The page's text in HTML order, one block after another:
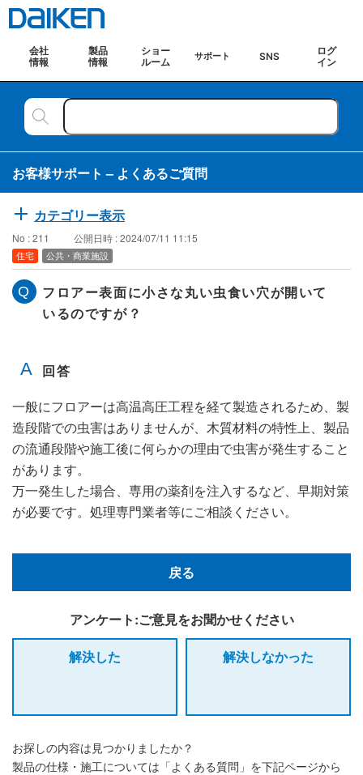
会社
情報
製品
情報
ショー
ルーム
サポート SNS
ログ
イン
お客様サポート – よくあるご質問
カテゴリー表示
No : 211 公開日時 : 2024/07/11 11:15
住宅 公共・商業施設
フロアー表面に小さな丸い虫食い穴が開いて
いるのですが？
一般にフロアーは高温高圧工程を経て製造されるため、製
造段階での虫害はありませんが、木質材料の特性上、製品
の流通段階や施工後に何らかの理由で虫害が発生すること
があります。
万一発生した場合、専用の薬剤を注入するなど、早期対策
が必要です。処理専門業者等にご相談ください。
戻る
アンケート:ご意見をお聞かせください
解決した
解決しなかった
お探しの内容は見つかりましたか？
製品の仕様・施工については「よくある質問」を下記ページから